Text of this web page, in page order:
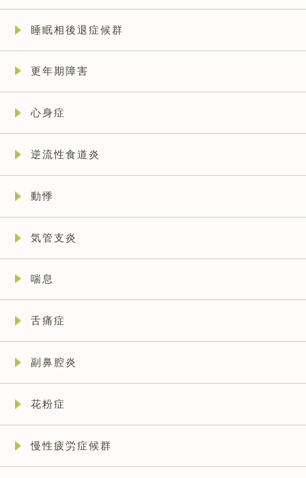
睡眠相後退症候群
更年期障害
心身症
逆流性食道炎
動悸
気管支炎
喘息
舌痛症
副鼻腔炎
花粉症
慢性疲労症候群